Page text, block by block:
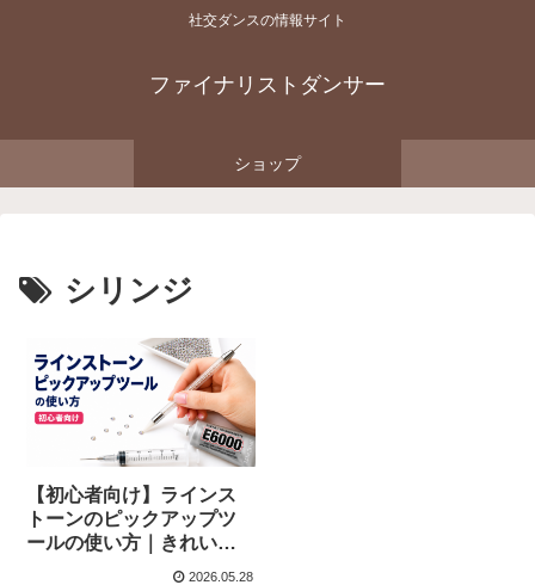
社交ダンスの情報サイト
ファイナリストダンサー
ショップ
シリンジ
【初心者向け】ラインス
トーンのピックアップツ
ールの使い方｜きれいに
2026.05.28